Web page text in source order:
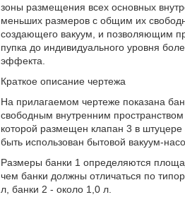
зоны размещения всех основных
меньших размеров с общим их
создающего вакуум, и позволяющим
пупка до индивидуального уровня
эффекта.
Краткое описание чертежа
На прилагаемом чертеже показана
свободным внутренним
которой размещен клапан 3 в штуцере
быть использован бытовой вакуум-
Размеры банки 1 определяются
чем банки должны отличаться по
л, банки 2 - около 1,0 л.